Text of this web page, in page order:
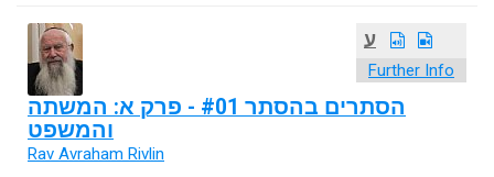
ע
Further Info
הסתרים בהסתר #01 - פרק א: המשתה
והמשפט
Rav Avraham Rivlin